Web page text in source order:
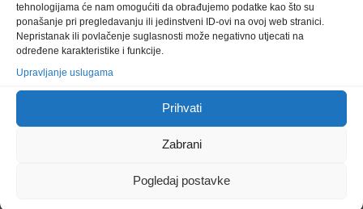
tehnologijama će nam omogućiti da obrađujemo podatke kao što su
ponašanje pri pregledavanju ili jedinstveni ID-ovi na ovoj web stranici.
Nepristanak ili povlačenje suglasnosti može negativno utjecati na
određene karakteristike i funkcije.
Upravljanje uslugama
Prihvati
Zabrani
Pogledaj postavke
Upravni odbor PIC-a izrazio je zahvalnost Valentinu Inzku na
njegovoj dugotrajnoj, izuzetnoj posvećenosti i ogromnom doprinosu
provedbi Daytonskog mirovnog sporazuma kao i sigurnosti i
stabilnosti u BiH u posljednjih 12 godina.
Ruska Federacija se nije složila s ovom odlukom.
Ured visokog predstavnika u BiH prolazio je tijekom proteklih 25
zajednice i samoj političkoj snazi predstavnika, ali i krizama u